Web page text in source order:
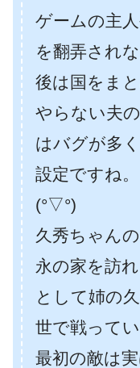
ゲームの主
を翻弄され
後は国をま
やらない夫
はバグが多
設定ですね。
(°▽°)
久秀ちゃん
永の家を訪
として姉の
世で戦って
最初の敵は